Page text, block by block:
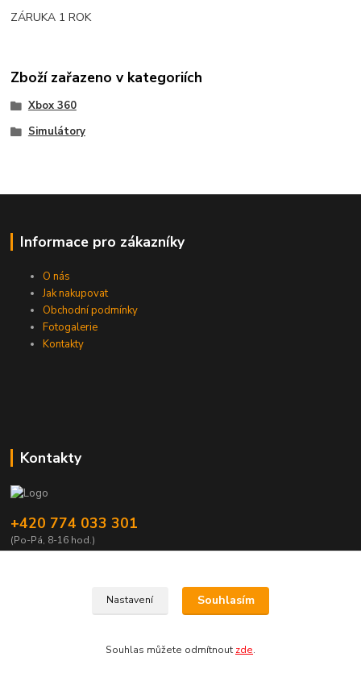
ZÁRUKA 1 ROK
Zboží zařazeno v kategoriích
Xbox 360
Simulátory
Informace pro zákazníky
O nás
Jak nakupovat
Obchodní podmínky
Fotogalerie
Kontakty
Kontakty
+420 774 033 301
(Po-Pá, 8-16 hod.)
Nastavení Souhlasím
Souhlas můžete odmítnout zde.